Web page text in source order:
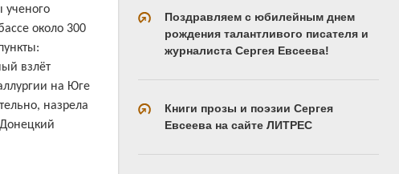
ученого
около 300
взлёт
на Юге
назрела
Поздравляем с юбилейным днем
рождения талантливого писателя и
журналиста Сергея Евсеева!
Книги прозы и поэзии Сергея
Евсеева на сайте ЛИТРЕС